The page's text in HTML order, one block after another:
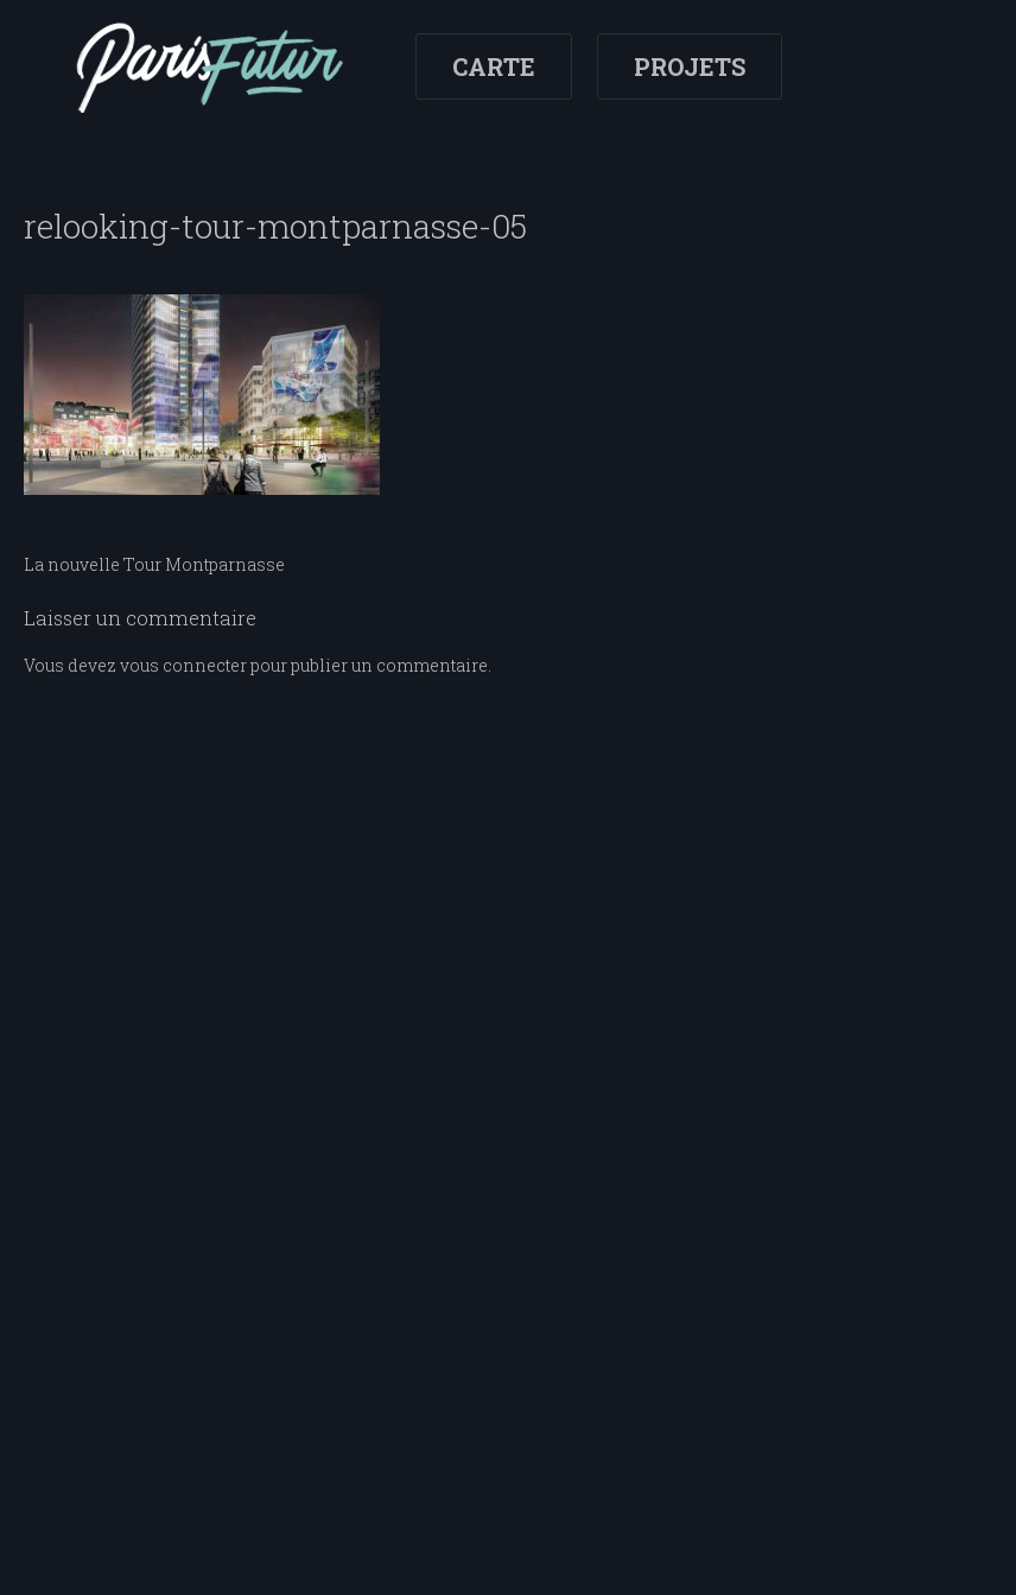
CARTE PROJETS
relooking-tour-montparnasse-05
Navigation
de
La nouvelle Tour Montparnasse
Laisser un commentaire
Vous devez vous connecterpour publier un commentaire.